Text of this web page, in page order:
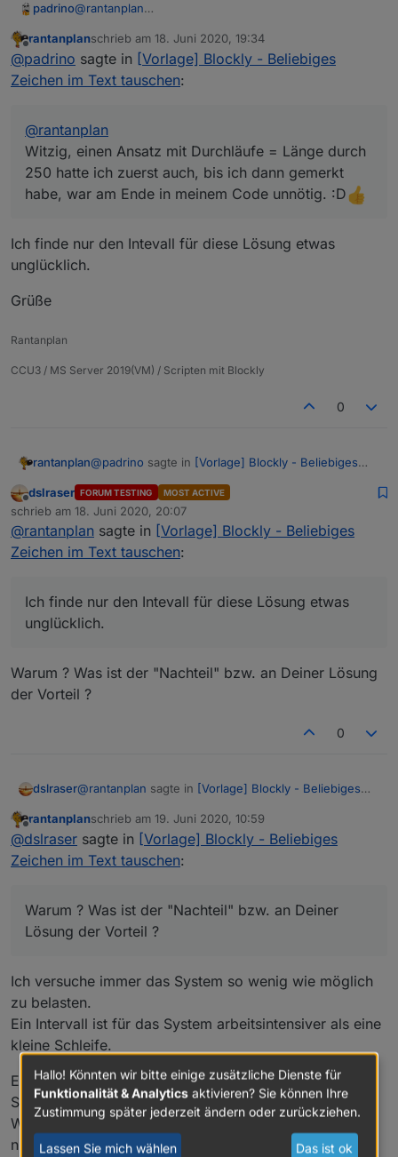
padrino@rantanplan
250 hatte ich zuerst auch, bis ich dann gemerkt habe,
war am Ende in meinem Code unnötig. :D
Offline
rantanplanschrieb am 18. Juni 2020, 19:34
zuletzt editiert von
@padrino sagte in [Vorlage] Blockly - Beliebiges
Zeichen im Text tauschen:
@rantanplan
Witzig, einen Ansatz mit Durchläufe = Länge durch
250 hatte ich zuerst auch, bis ich dann gemerkt
habe, war am Ende in meinem Code unnötig. :D
Ich finde nur den Intevall für diese Lösung etwas
unglücklich.
Grüße
Rantanplan
CCU3 / MS Server 2019(VM) / Scripten mit Blockly
0
rantanplan@padrino sagte in [Vorlage] Blockly - Beliebiges
@ rantanplan
Witzig, einen Ansatz mit Durchläufe = Länge
durch 250 hatte ich zuerst auch, bis ich dann
gemerkt habe, war am Ende in meinem Code
Ich finde nur den Intevall für diese Lösung etwas
unglücklich.
Offline
dslraser FORUM TESTING MOST ACTIVE
schrieb am 18. Juni 2020, 20:07
zuletzt editiert von
@rantanplan sagte in [Vorlage] Blockly - Beliebiges
Zeichen im Text tauschen:
Ich finde nur den Intevall für diese Lösung etwas
unglücklich.
Warum ? Was ist der "Nachteil" bzw. an Deiner Lösung
der Vorteil ?
0
dslraser@rantanplan sagte in [Vorlage] Blockly - Beliebiges
Ich finde nur den Intevall für diese Lösung etwas
unglücklich.
Warum ? Was ist der "Nachteil" bzw. an Deiner Lösung
Offline
rantanplanschrieb am 19. Juni 2020, 10:59
zuletzt editiert von
@dslraser sagte in [Vorlage] Blockly - Beliebiges
Zeichen im Text tauschen:
Warum ? Was ist der "Nachteil" bzw. an Deiner
Lösung der Vorteil ?
Ich versuche immer das System so wenig wie möglich
zu belasten.
Ein Intervall ist für das System arbeitsintensiver als eine
kleine Schleife.
Ein so kleines Blockly wird das System wohl nicht in
Schwierigkeiten bringen
Wenn man aber so etwas laufend einsetzt, obwohl es
nicht notwendig ist, und man hat viele Scripte.......
Hallo! Könnten wir bitte einige zusätzliche Dienste für
Funktionalität & Analytics aktivieren? Sie können Ihre
Zustimmung später jederzeit ändern oder zurückziehen.
Lassen Sie mich wählen Das ist ok